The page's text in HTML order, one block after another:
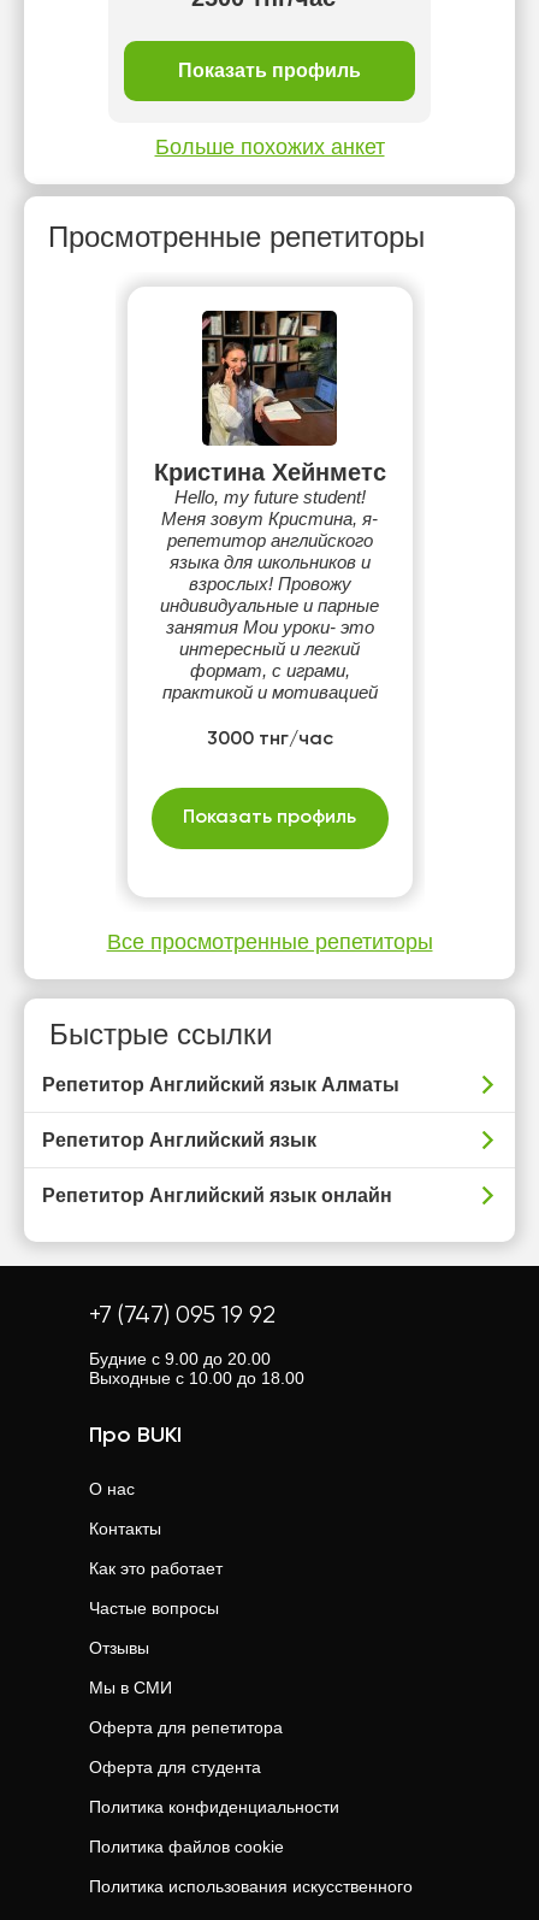
Показать профиль
Больше похожих анкет
Просмотренные репетиторы
Кристина Хейнметс
Hello, my future student!
Меня зовут Кристина, я-
репетитор английского
языка для школьников и
взрослых! Провожу
индивидуальные и парные
занятия Мои уроки- это
интересный и легкий
формат, с играми,
практикой и мотивацией
3000 тнг/час
Показать профиль
Все просмотренные репетиторы
Быстрые ссылки
Репетитор Английский язык Алматы
Репетитор Английский язык
Репетитор Английский язык онлайн
+7 (747) 095 19 92
Будние с 9.00 до 20.00
Выходные с 10.00 до 18.00
Про BUKI
О нас
Контакты
Как это работает
Частые вопросы
Отзывы
Мы в СМИ
Оферта для репетитора
Оферта для студента
Политика конфиденциальности
Политика файлов cookie
Политика использования искусственного